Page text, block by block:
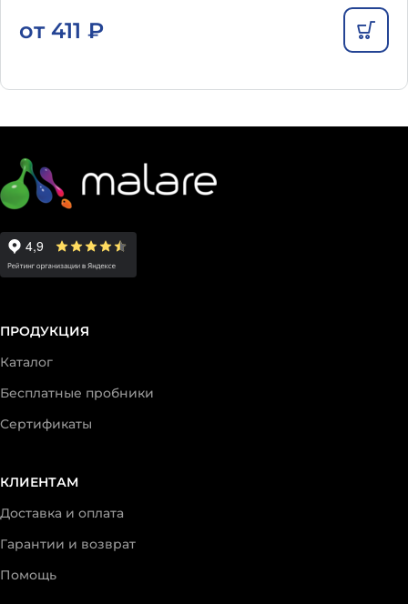
от 411 ₽
ПРОДУКЦИЯ
Каталог
Бесплатные пробники
Сертификаты
КЛИЕНТАМ
Доставка и оплата
Гарантии и возврат
Помощь